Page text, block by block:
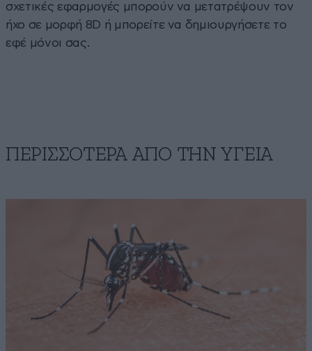
σχετικές εφαρμογές μπορούν να μετατρέψουν τον
ήχο σε μορφή 8D ή μπορείτε να δημιουργήσετε το
εφέ μόνοι σας.
ΠΕΡΙΣΣΟΤΕΡΑ ΑΠΟ ΤΗΝ ΥΓΕΙΑ